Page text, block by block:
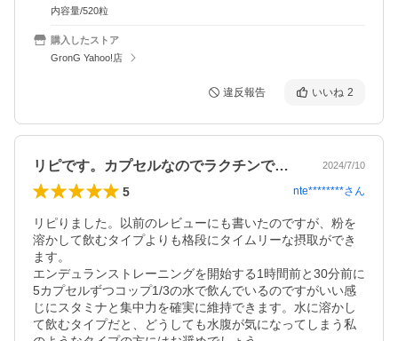
内容量/520粒
購入したストア
GronG Yahoo!店
違反報告 いいね 2
リピです。カプセルなのでラクチンですね 2024/7/10
5 nte********さん
リピりました。以前のレビューにも書いたのですが、粉を
溶かして飲むタイプよりも格段にタイムリーな摂取ができ
ます。
エンデュランストレーニングを開始する1時間前と30分前に
5カプセルずつコップ1/3の水で飲んでいるのですがいい感
じにスタミナと集中力を確実に維持できます。水に溶かし
て飲むタイプだと、どうしても水腹が気になってしまう私